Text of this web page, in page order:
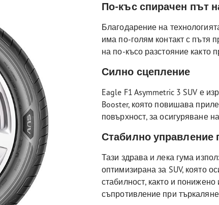
По-къс спирачен път
Благодарение на
има по-голям контакт с пътя
на по-късо разстояние както
Силно сцепление
Eagle F1 Asymmetric 3 SUV е
Booster, която повишава
повърхност, за осигуряване
Стабилно управление
Тази здрава и лека гума
оптимизирана за SUV, която
стабилност, както и
съпротивление при